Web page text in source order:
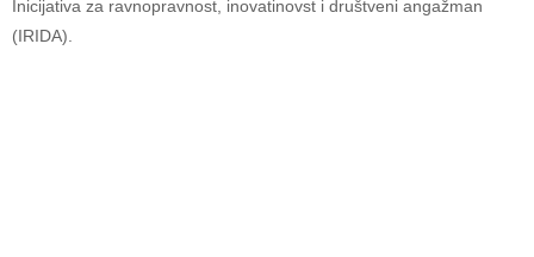
Inicijativa za ravnopravnost, inovatinovst i društveni angažman
(IRIDA).